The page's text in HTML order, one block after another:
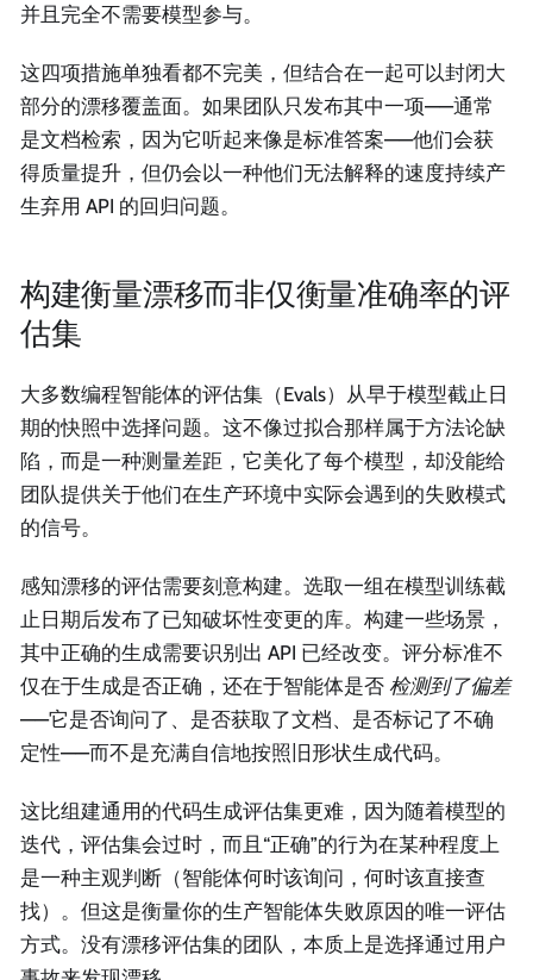
并且完全不需要模型参与。
这四项措施单独看都不完美，但结合在一起可以封闭大
部分的漂移覆盖面。如果团队只发布其中一项——通常
是文档检索，因为它听起来像是标准答案——他们会获
得质量提升，但仍会以一种他们无法解释的速度持续产
生弃用 API 的回归问题。
构建衡量漂移而非仅衡量准确率的评
估集
大多数编程智能体的评估集（Evals）从早于模型截止日
期的快照中选择问题。这不像过拟合那样属于方法论缺
陷，而是一种测量差距，它美化了每个模型，却没能给
团队提供关于他们在生产环境中实际会遇到的失败模式
的信号。
感知漂移的评估需要刻意构建。选取一组在模型训练截
止日期后发布了已知破坏性变更的库。构建一些场景，
其中正确的生成需要识别出 API 已经改变。评分标准不
仅在于生成是否正确，还在于智能体是否 检测到了偏差
——它是否询问了、是否获取了文档、是否标记了不确
定性——而不是充满自信地按照旧形状生成代码。
这比组建通用的代码生成评估集更难，因为随着模型的
迭代，评估集会过时，而且“正确”的行为在某种程度上
是一种主观判断（智能体何时该询问，何时该直接查
找）。但这是衡量你的生产智能体失败原因的唯一评估
方式。没有漂移评估集的团队，本质上是选择通过用户